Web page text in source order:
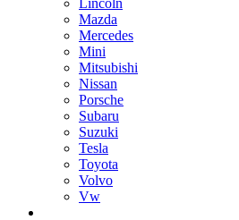
Lincoln
Mazda
Mercedes
Mini
Mitsubishi
Nissan
Porsche
Subaru
Suzuki
Tesla
Toyota
Volvo
Vw